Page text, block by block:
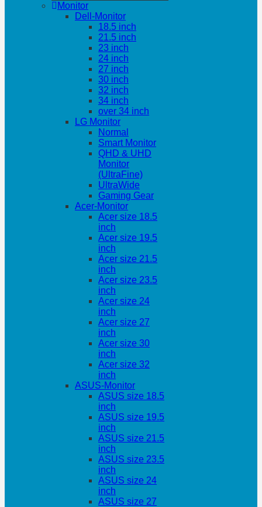
Monitor
Dell-Monitor
18.5 inch
21.5 inch
23 inch
24 inch
27 inch
30 inch
32 inch
34 inch
over 34 inch
LG Monitor
Normal
Smart Monitor
QHD & UHD
Monitor
(UltraFine)
UltraWide
Gaming Gear
Acer-Monitor
Acer size 18.5
inch
Acer size 19.5
inch
Acer size 21.5
inch
Acer size 23.5
inch
Acer size 24
inch
Acer size 27
inch
Acer size 30
inch
Acer size 32
inch
ASUS-Monitor
ASUS size 18.5
inch
ASUS size 19.5
inch
ASUS size 21.5
inch
ASUS size 23.5
inch
ASUS size 24
inch
ASUS size 27